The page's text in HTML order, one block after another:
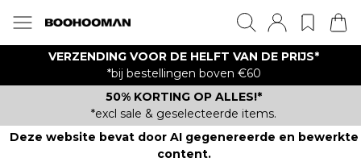
VERZENDING VOOR DE HELFT VAN DE PRIJS*
*bij bestellingen boven €60
50% KORTING OP ALLES!*
*excl sale & geselecteerde items.
Deze website bevat door AI gegenereerde en bewerkte
content.